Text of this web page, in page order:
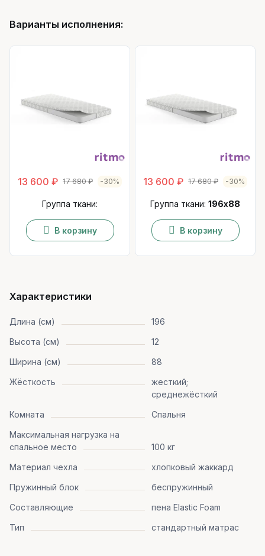
Варианты исполнения:
13 600 ₽ 17 680 ₽ -30%
Группа ткани:
В корзину
13 600 ₽ 17 680 ₽ -30%
Группа ткани: 196x88
В корзину
Характеристики
Длина (cм)
196
Высота (см)
12
Ширина (см)
88
Жёсткость
жесткий;
среднежёсткий
Комната
Спальня
Максимальная нагрузка на
спальное место
100 кг
Материал чехла
хлопковый жаккард
Пружинный блок
беспружинный
Составляющие
пена Elastic Foam
Тип
стандартный матрас